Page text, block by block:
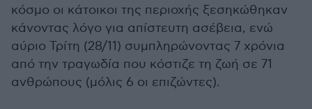
κόσμο οι κάτοικοι της περιοχής ξεσηκώθηκαν
κάνοντας λόγο για απίστευτη ασέβεια, ενώ
αύριο Τρίτη (28/11) συμπληρώνοντας 7 χρόνια
από την τραγωδία που κόστιζε τη ζωή σε 71
ανθρώπους (μόλις 6 οι επιζώντες).